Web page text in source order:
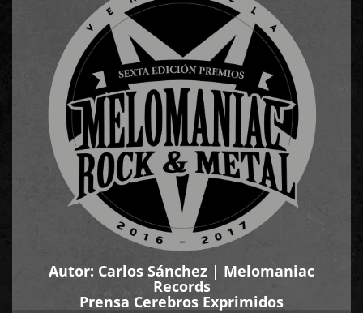
Autor: Carlos Sánchez | Melomaniac
Records
Prensa Cerebros Exprimidos